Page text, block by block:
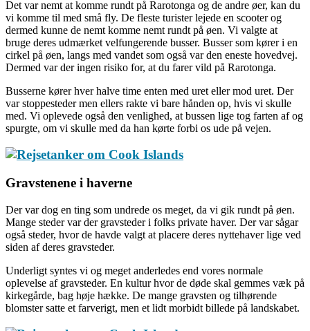
Det var nemt at komme rundt på Rarotonga og de andre øer, kan du
vi komme til med små fly. De fleste turister lejede en scooter og
dermed kunne de nemt komme nemt rundt på øen. Vi valgte at
bruge deres udmærket velfungerende busser. Busser som kører i en
cirkel på øen, langs med vandet som også var den eneste hovedvej.
Dermed var der ingen risiko for, at du farer vild på Rarotonga.
Busserne kører hver halve time enten med uret eller mod uret. Der
var stoppesteder men ellers rakte vi bare hånden op, hvis vi skulle
med. Vi oplevede også den venlighed, at bussen lige tog farten af og
spurgte, om vi skulle med da han kørte forbi os ude på vejen.
Gravstenene i haverne
Der var dog en ting som undrede os meget, da vi gik rundt på øen.
Mange steder var der gravsteder i folks private haver. Der var sågar
også steder, hvor de havde valgt at placere deres nyttehaver lige ved
siden af deres gravsteder.
Underligt syntes vi og meget anderledes end vores normale
oplevelse af gravsteder. En kultur hvor de døde skal gemmes væk på
kirkegårde, bag høje hække. De mange gravsten og tilhørende
blomster satte et farverigt, men et lidt morbidt billede på landskabet.